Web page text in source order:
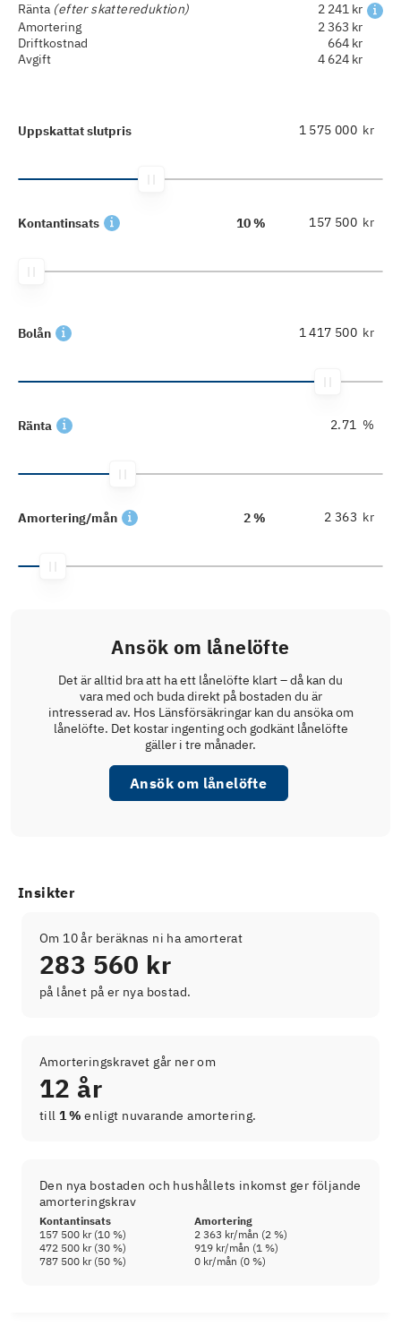
Ränta (efter skattereduktion)
2 241 kr
Amortering
2 363 kr
Driftkostnad
664 kr
Avgift
4 624 kr
Uppskattat slutpris kr
Kontantinsats 10 % kr
Bolån kr
Ränta %
Amortering/mån 2 % kr
Ansök om lånelöfte
Det är alltid bra att ha ett lånelöfte klart – då kan du
vara med och buda direkt på bostaden du är
intresserad av. Hos Länsförsäkringar kan du ansöka om
lånelöfte. Det kostar ingenting och godkänt lånelöfte
gäller i tre månader.
Ansök om lånelöfte
Insikter
Om 10 år beräknas ni ha amorterat
283 560 kr
på lånet på er nya bostad.
Amorteringskravet går ner om
12 år
till 1 % enligt nuvarande amortering.
Den nya bostaden och hushållets inkomst ger följande
amorteringskrav
Kontantinsats
Amortering
157 500 kr(10 %) 2 363 kr/mån (2 %)
472 500 kr(30 %) 919 kr/mån (1 %)
787 500 kr(50 %) 0 kr/mån (0 %)